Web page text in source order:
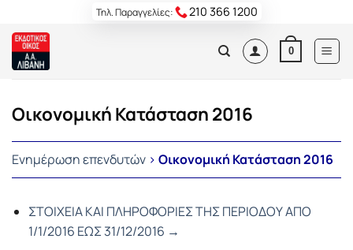
content
Τηλ. Παραγγελίες: 210 366 1200
0
Οικονομική Κατάσταση 2016
Ενημέρωση επενδυτών > Οικονομική Κατάσταση 2016
ΣΤΟΙΧΕΙΑ ΚΑΙ ΠΛΗΡΟΦΟΡΙΕΣ ΤΗΣ ΠΕΡΙΟΔΟΥ ΑΠΟ
1/1/2016 ΕΩΣ 31/12/2016 →